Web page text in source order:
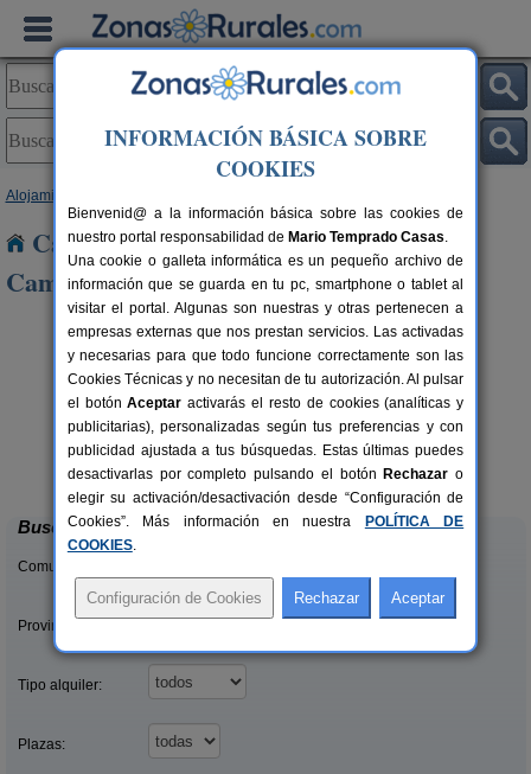
Alojamientos
Casas Rurales cerca de Redecilla del
Campo
8-10+1 pers.
desde47 €
Casa Rural El Tirabeque
Ruyales del Agua (Burgos)
Buscar
Comunidades:
Provincias/Islas:
Tipo alquiler:
Plazas:
INFORMACIÓN BÁSICA SOBRE
COOKIES
Bienvenid@ a la información básica sobre las cookies de
nuestro portal responsabilidad de Mario Temprado Casas.
Una cookie o galleta informática es un pequeño archivo de
información que se guarda en tu pc, smartphone o tablet al
visitar el portal. Algunas son nuestras y otras pertenecen a
empresas externas que nos prestan servicios. Las activadas
y necesarias para que todo funcione correctamente son las
Cookies Técnicas y no necesitan de tu autorización. Al pulsar
el botónAceptar activarás el resto de cookies (analíticas y
publicitarias), personalizadas según tus preferencias y con
publicidad ajustada a tus búsquedas. Estas últimas puedes
desactivarlas por completo pulsando el botón Rechazar o
elegir su activación/desactivación desde “Configuración de
Cookies”. Más información en nuestra
POLÍTICA DE
COOKIES.